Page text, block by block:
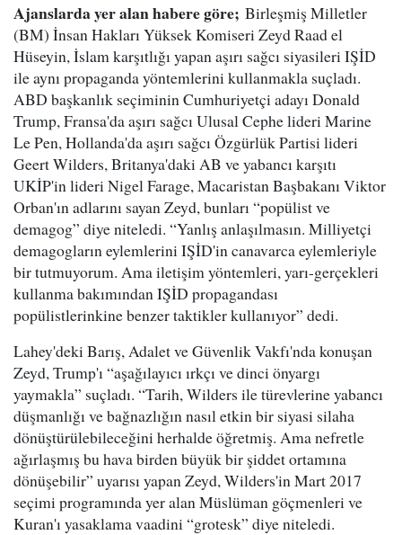
Ajanslarda yer alan habere göre; Birleşmiş Milletler
(BM) İnsan Hakları Yüksek Komiseri Zeyd Raad el
Hüseyin, İslam karşıtlığı yapan aşırı sağcı siyasileri IŞİD
ile aynı propaganda yöntemlerini kullanmakla suçladı.
ABD başkanlık seçiminin Cumhuriyetçi adayı Donald
Trump, Fransa'da aşırı sağcı Ulusal Cephe lideri Marine
Le Pen, Hollanda'da aşırı sağcı Özgürlük Partisi lideri
Geert Wilders, Britanya'daki AB ve yabancı karşıtı
UKİP'in lideri Nigel Farage, Macaristan Başbakanı Viktor
Orban'ın adlarını sayan Zeyd, bunları “popülist ve
demagog” diye niteledi. “Yanlış anlaşılmasın. Milliyetçi
demagogların eylemlerini IŞİD'in canavarca eylemleriyle
bir tutmuyorum. Ama iletişim yöntemleri, yarı-gerçekleri
kullanma bakımından IŞİD propagandası
popülistlerinkine benzer taktikler kullanıyor” dedi.
Lahey'deki Barış, Adalet ve Güvenlik Vakfı'nda konuşan
Zeyd, Trump'ı “aşağılayıcı ırkçı ve dinci önyargı
yaymakla” suçladı. “Tarih, Wilders ile türevlerine yabancı
düşmanlığı ve bağnazlığın nasıl etkin bir siyasi silaha
dönüştürülebileceğini herhalde öğretmiş. Ama nefretle
ağırlaşmış bu hava birden büyük bir şiddet ortamına
dönüşebilir” uyarısı yapan Zeyd, Wilders'in Mart 2017
seçimi programında yer alan Müslüman göçmenleri ve
Kuran'ı yasaklama vaadini “grotesk” diye niteledi.